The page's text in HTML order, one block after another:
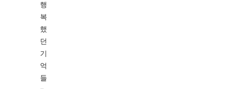
행
복
했
던
기
억
들